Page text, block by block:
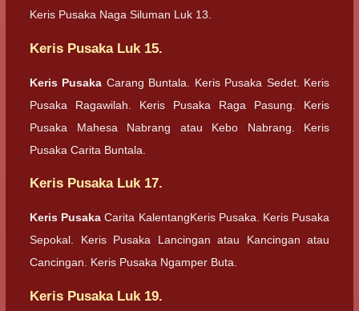
Keris Pusaka Naga Siluman Luk 13.
Keris Pusaka Luk 15.
Keris Pusaka Carang Buntala. Keris Pusaka Sedet. Keris
Pusaka Ragawilah. Keris Pusaka Raga Pasung. Keris
Pusaka Mahesa Nabrang atau Kebo Nabrang. Keris
Pusaka Carita Buntala.
Keris Pusaka Luk 17.
Keris Pusaka Carita KalentangKeris Pusaka. Keris Pusaka
Sepokal. Keris Pusaka Lancingan atau Kancingan atau
Cancingan. Keris Pusaka Ngamper Buta.
Keris Pusaka Luk 19.